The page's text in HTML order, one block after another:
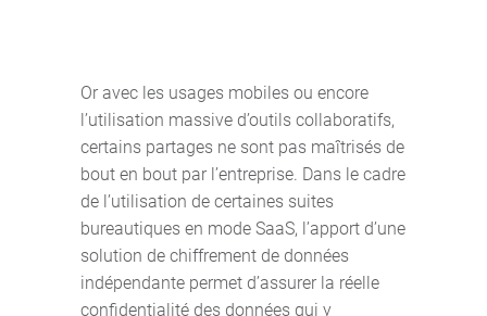
Or avec les usages mobiles ou encore
l’utilisation massive d’outils collaboratifs,
certains partages ne sont pas maîtrisés de
bout en bout par l’entreprise. Dans le cadre
de l’utilisation de certaines suites
bureautiques en mode SaaS, l’apport d’une
solution de chiffrement de données
indépendante permet d’assurer la réelle
confidentialité des données qui y